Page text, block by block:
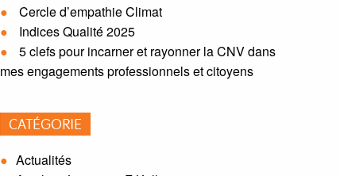
Cercle d’empathie Climat
Indices Qualité 2025
5 clefs pour incarner et rayonner la CNV dans
mes engagements professionnels et citoyens
CATÉGORIE
Actualités